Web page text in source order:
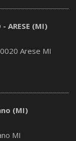
ARESE (MI)
Arese MI
(MI)
MI